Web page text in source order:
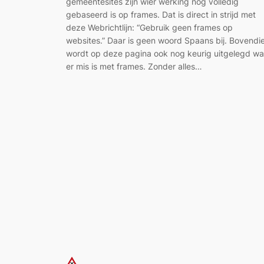
gebaseerd is op frames. Dat is direct in strijd met
deze Webrichtlijn: “Gebruik geen frames op
websites.” Daar is geen woord Spaans bij.
wordt op deze pagina ook nog keurig uitgelegd
er mis is met frames. Zonder alles…